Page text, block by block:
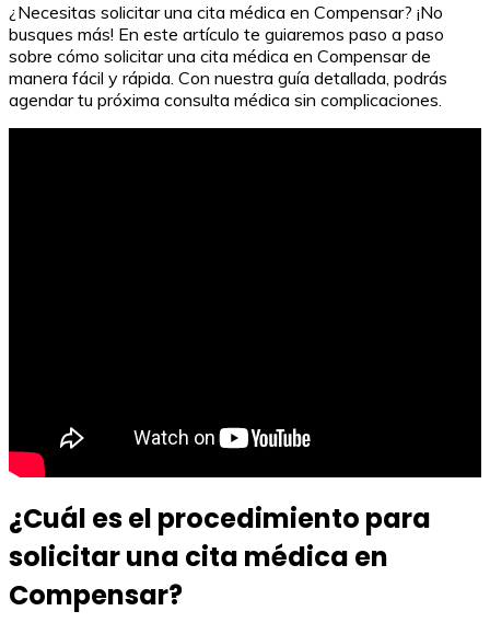
¿Necesitas solicitar una cita médica en Compensar? ¡No
busques más! En este artículo te guiaremos paso a paso
sobre cómo solicitar una cita médica en Compensar de
manera fácil y rápida. Con nuestra guía detallada, podrás
agendar tu próxima consulta médica sin complicaciones.
¿Cuál es el procedimiento para
solicitar una cita médica en
Compensar?